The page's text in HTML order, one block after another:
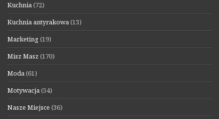
Kuchnia(72)
Kuchnia antyrakowa(13)
Marketing(19)
Misz Masz (170)
Moda(61)
Motywacja(54)
Nasze Miejsce (36)